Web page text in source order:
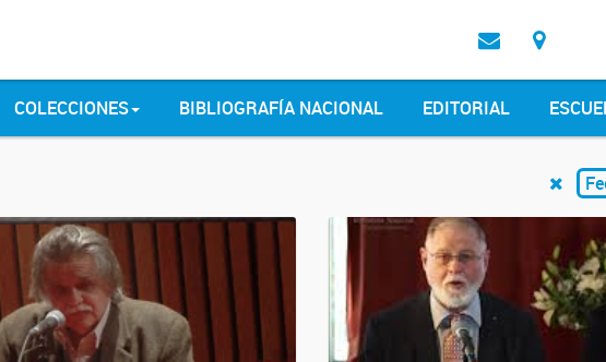
COLECCIONES BIBLIOGRAFÍA NACIONAL EDITORIAL